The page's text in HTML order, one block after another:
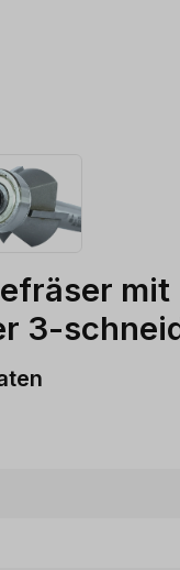
mit
3-